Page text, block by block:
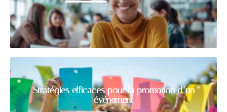
Stratégies efficaces pour la promotion d’un
événement